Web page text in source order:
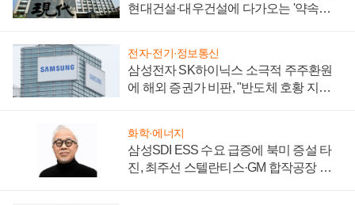
현대건설·대우건설에 다가오는 '약속의
전자·전기·정보통신
삼성전자 SK하이닉스 소극적 주주환원
에 해외 증권가 비판, "반도체 호황 지속
화학·에너지
삼성SDI ESS 수요 급증에 북미 증설 타
진, 최주선 스텔란티스·GM 합작공장 건